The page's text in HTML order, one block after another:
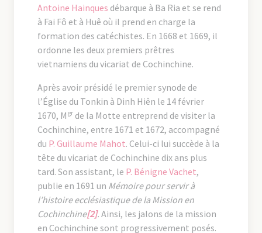
Antoine Hainques débarque à Ba Ria et se rend
à Fai Fô et à Huê où il prend en charge la
formation des catéchistes. En 1668 et 1669, il
ordonne les deux premiers prêtres
vietnamiens du vicariat de Cochinchine.
Après avoir présidé le premier synode de
l’Église du Tonkin à Dinh Hiên le 14 février
1670, M gr de la Motte entreprend de visiter la
Cochinchine, entre 1671 et 1672, accompagné
du P. Guillaume Mahot. Celui-ci lui succède à la
tête du vicariat de Cochinchine dix ans plus
tard. Son assistant, le P. Bénigne Vachet,
publie en 1691 un Mémoire pour servir à
l’histoire ecclésiastique de la Mission en
Cochinchine[2]. Ainsi, les jalons de la mission
en Cochinchine sont progressivement posés.